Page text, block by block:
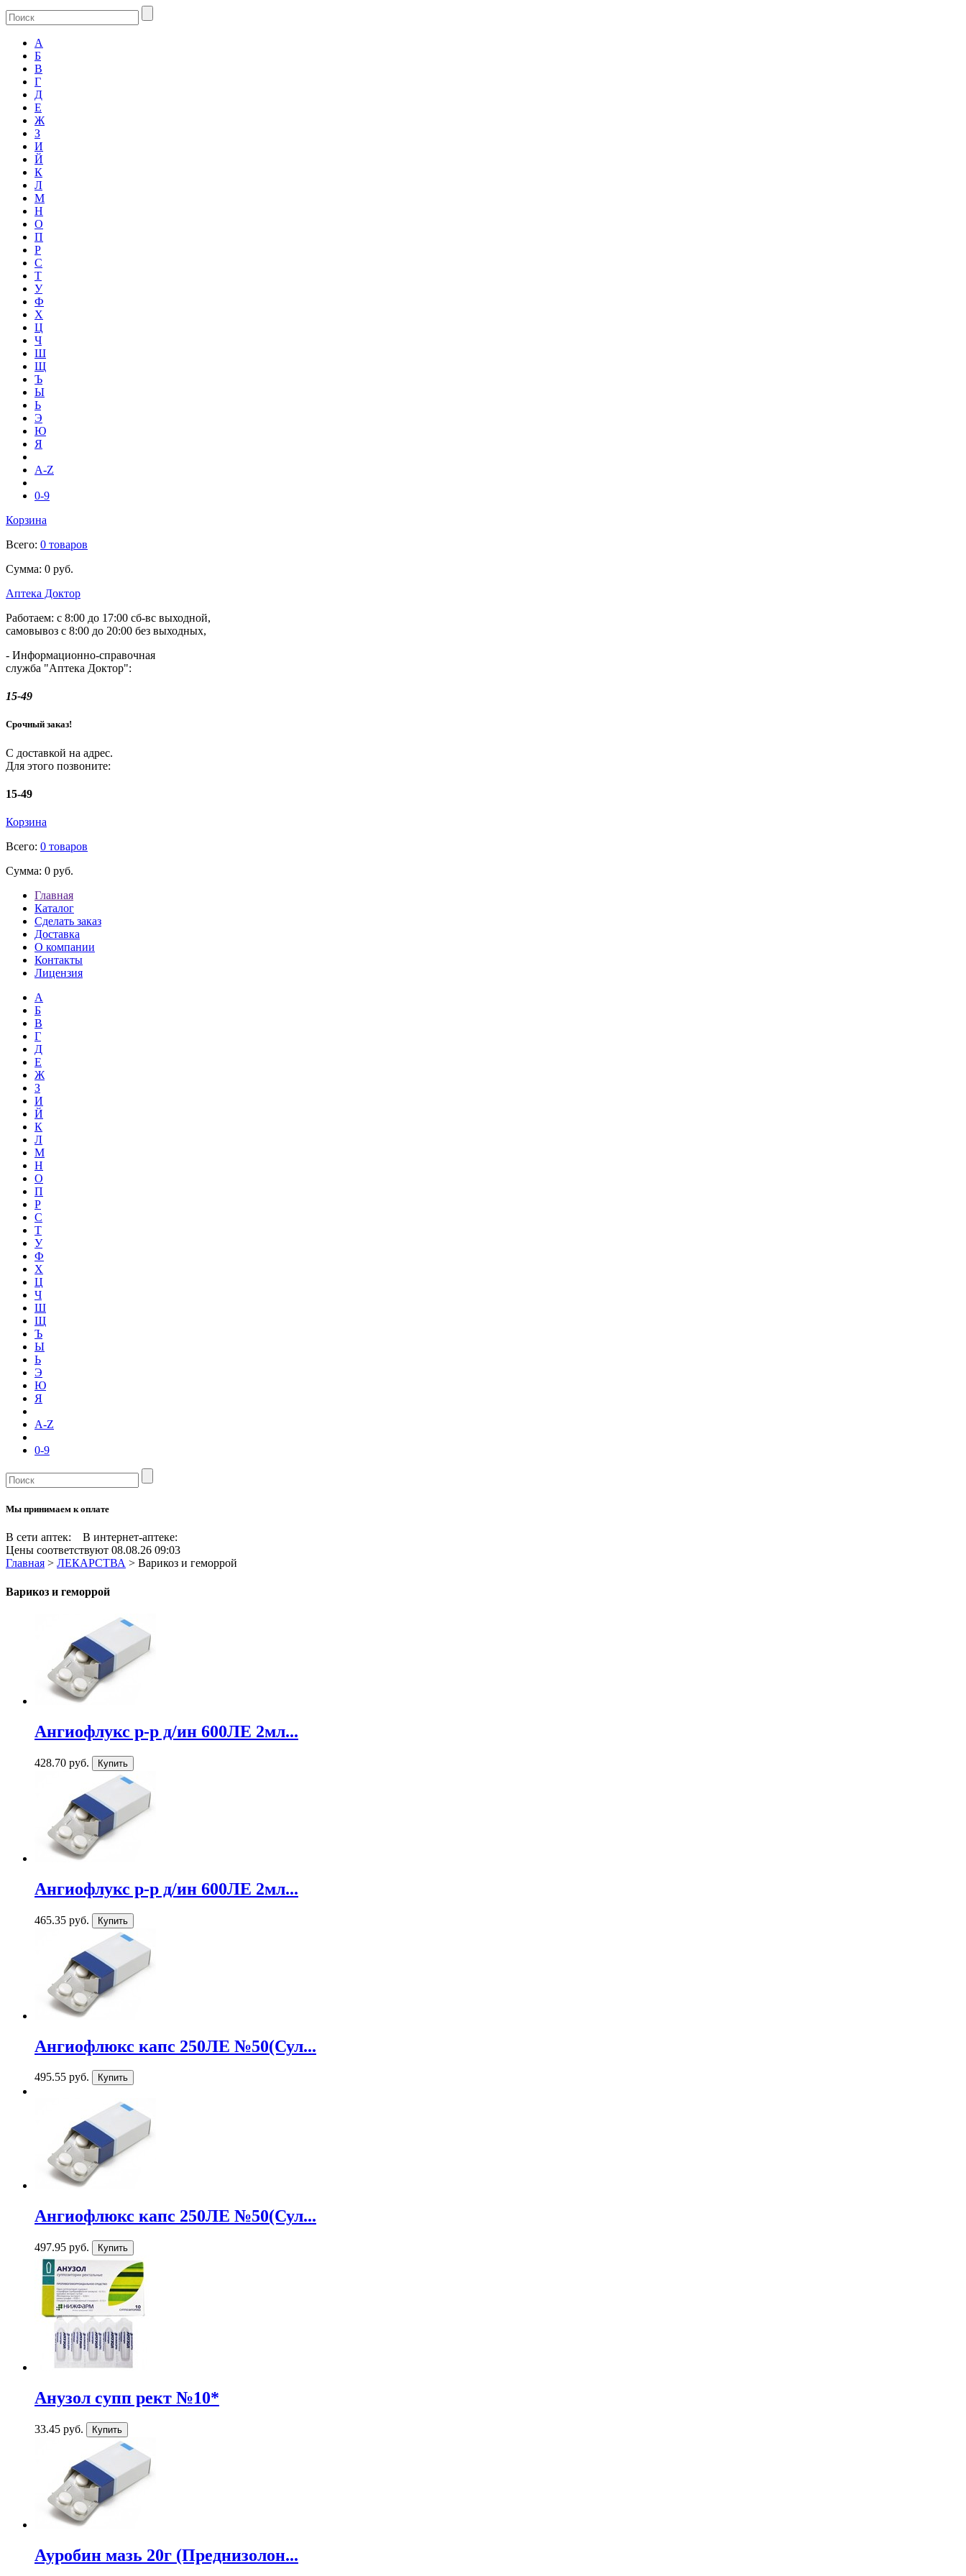
А
Б
В
Г
Д
Е
Ж
З
И
Й
К
Л
М
Н
О
П
Р
С
Т
У
Ф
Х
Ц
Ч
Ш
Щ
Ъ
Ы
Ь
Э
Ю
Я
A-Z
0-9
Корзина
Всего: 0 товаров
Сумма: 0 руб.
Аптека Доктор
Работаем: с 8:00 до 17:00 сб-вс выходной,
самовывоз с 8:00 до 20:00 без выходных,
- Информационно-справочная
служба "Аптека Доктор":
15-49
Срочный заказ!
С доставкой на адрес.
Для этого позвоните:
15-49
Корзина
Всего: 0 товаров
Сумма: 0 руб.
Главная
Каталог
Сделать заказ
Доставка
О компании
Контакты
Лицензия
А
Б
В
Г
Д
Е
Ж
З
И
Й
К
Л
М
Н
О
П
Р
С
Т
У
Ф
Х
Ц
Ч
Ш
Щ
Ъ
Ы
Ь
Э
Ю
Я
A-Z
0-9
Мы принимаем к оплате
В сети аптек:
В интернет-аптеке:
Цены соответствуют 08.08.26 09:03
Главная > ЛЕКАРСТВА > Варикоз и геморрой
Варикоз и геморрой
Ангиофлукс р-р д/ин 600ЛЕ 2мл...
428.70 руб.
Ангиофлукс р-р д/ин 600ЛЕ 2мл...
465.35 руб.
Ангиофлюкс капс 250ЛЕ №50(Сул...
495.55 руб.
Ангиофлюкс капс 250ЛЕ №50(Сул...
497.95 руб.
Анузол супп рект №10*
33.45 руб.
Ауробин мазь 20г (Преднизолон...